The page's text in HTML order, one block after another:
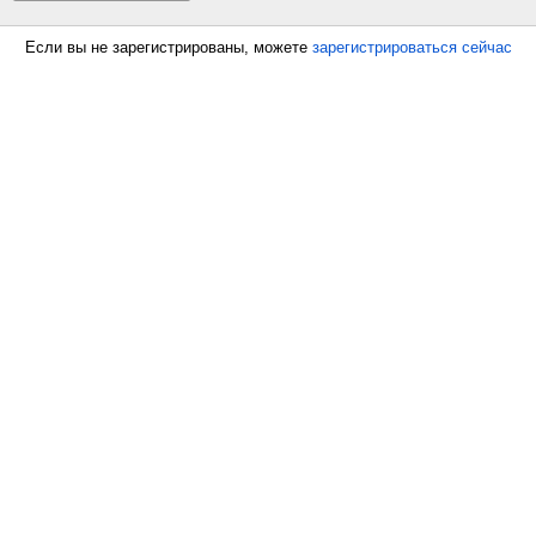
Если вы не зарегистрированы, можете зарегистрироваться сейчас